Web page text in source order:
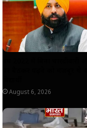
k
m
k
August 6, 2026